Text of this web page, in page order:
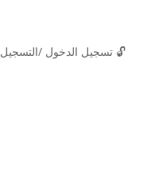
🔓تسجيل الدخول /التسجيل